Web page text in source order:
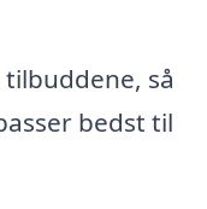
så
bedst til